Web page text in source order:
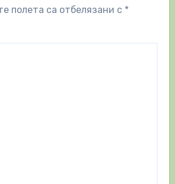
полета са отбелязани с *